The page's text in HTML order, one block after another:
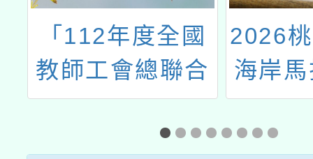
「112年度全國
教師工會總聯合
會近土親農『食
農學堂』教師研
2026
海岸